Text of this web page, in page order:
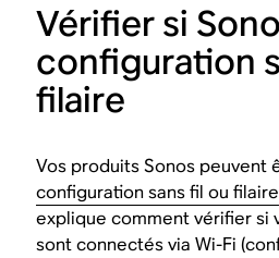
Vérifier si
configuration
filaire
Vos produits Sonos peuvent
configuration sans fil ou filaire
explique comment vérifier si
sont connectés via Wi-Fi